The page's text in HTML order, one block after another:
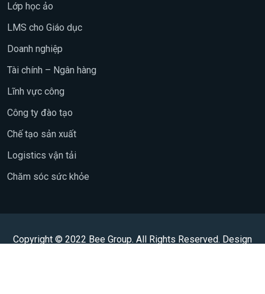
Lớp học ảo
LMS cho Giáo dục
Doanh nghiệp
Tài chính – Ngân hàng
Lĩnh vực công
Công ty đào tạo
Chế tạo sản xuất
Logistics vận tải
Chăm sóc sức khỏe
Copyright © 2022 Bee Group. All Rights Reserved. Design